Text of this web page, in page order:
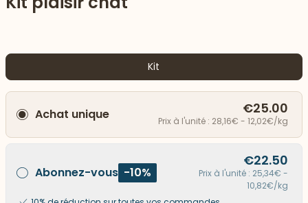
vers le bas
Kit
Achat unique €25.00
Prix à l'unité : 28,16€ - 12,02€/kg
Abonnez-vous -10%
€22.50
Prix à l'unité : 25,34€ -
10,82€/kg